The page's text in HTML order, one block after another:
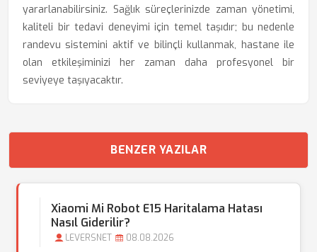
yararlanabilirsiniz. Sağlık süreçlerinizde zaman yönetimi,
kaliteli bir tedavi deneyimi için temel taşıdır; bu nedenle
randevu sistemini aktif ve bilinçli kullanmak, hastane ile
olan etkileşiminizi her zaman daha profesyonel bir
seviyeye taşıyacaktır.
BENZER YAZILAR
Xiaomi Mi Robot E15 Haritalama Hatası
Nasıl Giderilir?
LEVERSNET 08.08.2026